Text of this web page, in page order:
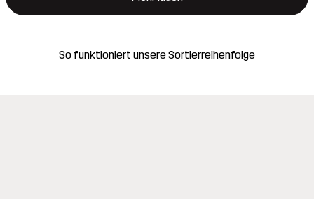
So funktioniert unsere Sortierreihenfolge